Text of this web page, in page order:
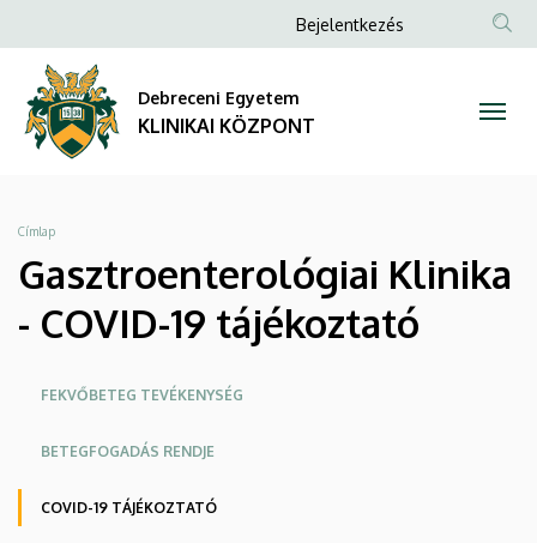
Gasztroenterológiai
Klinika
COVID-
19
tájékoztató
a
tartalomra
Anonim
fiók
menüje
Bejelentkezés
Debreceni Egyetem
KLINIKAI KÖZPONT
Morzsa
Címlap
Gasztroenterológiai Klinika
- COVID-19 tájékoztató
Oldalmenü
FEKVŐBETEG TEVÉKENYSÉG
BETEGFOGADÁS RENDJE
COVID-19 TÁJÉKOZTATÓ